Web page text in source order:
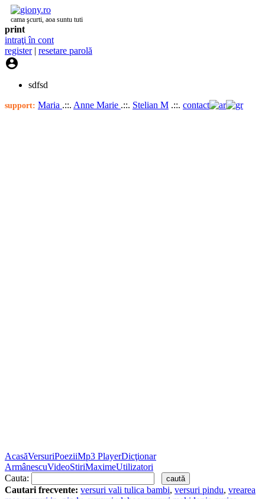
cama şcurti, aoa suntu tuti
print
intraţi în cont
register| resetare parolă

sdfsd
support: Maria .::. Anne Marie .::. Stelian M .::. contact
AcasăVersuriPoeziiMp3 PlayerDicţionar
ArmânescuVideoStiriMaximeUtilizatori
Cauta:
Cautari frecvente: versuri vali tulica bambi, versuri pindu, vrearea